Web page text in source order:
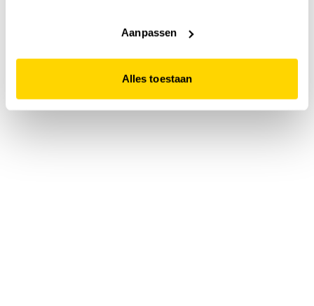
website niet optimaal functioneert.
Aanpassen
Alles toestaan